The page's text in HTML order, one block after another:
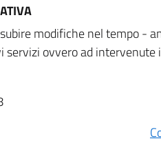
modifiche nel tempo -
servizi ovvero ad